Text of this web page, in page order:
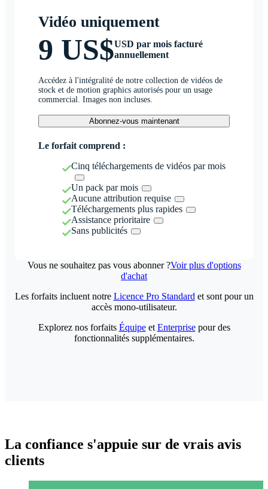
Vidéo uniquement
9 US$USD par mois facturé
annuellement
Accédez à l'intégralité de notre collection de vidéos de
stock et de motion graphics autorisés pour un usage
commercial. Images non incluses.
Abonnez-vous maintenant
Le forfait comprend :
Cinq téléchargements de vidéos par mois
Un pack par mois
Aucune attribution requise
Téléchargements plus rapides
Assistance prioritaire
Sans publicités
Vous ne souhaitez pas vous abonner ?Voir plus d'options
d'achat
Les forfaits incluent notre Licence Pro Standard et sont pour un
accès mono-utilisateur.
Explorez nos forfaits Équipeet Enterprisepour des
fonctionnalités supplémentaires.
La confiance s'appuie sur de vrais avis
clients